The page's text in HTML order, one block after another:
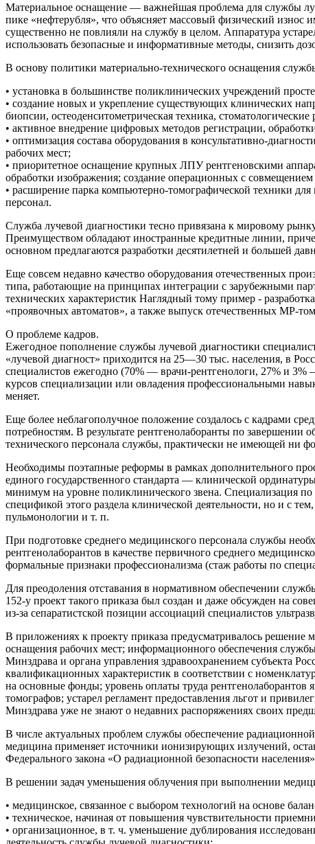
Материальное оснащение — важнейшая проблема для службы
пике «нефтерубля», что объясняет массовый физический
существенно не повлияли на службу в целом. Аппаратура
использовать безопасные и информативные методы, снизить
В основу политики материально-технического оснащения
• установка в большинстве поликлинических учреждений
• создание новых и укрепление существующих клинических
биопсии, остеоденситометрическая техника,
• активное внедрение цифровых методов регистрации,
• оптимизация состава оборудования в консультативно-
рабочих мест;
• приоритетное оснащение крупных ЛПУ рентгеновскими
обработки изображения; создание операционных с
• расширение парка компьютерно-томографической техники
персонал.
Служба лучевой диагностики тесно привязана к мировому
Преимуществом обладают иностранные кредитные линии,
основном предлагаются разработки десятилетней и большей
Еще совсем недавно качество оборудования отечественных
типа, работающие на принципах интеграции с зарубежными
технических характеристик Наглядный тому пример -
«проявочных автоматов», а также выпуск отечественных МР-
О проблеме кадров.
Ежегодное пополнение службы лучевой диагностики
«лучевой диагност» приходится на 25—30 тыс. населения, в
специалистов ежегодно (70% — врачи-рентгенологи, 27% и 3%
курсов специализации или овладения профессиональными
меняет.
Еще более неблагополучное положение создалось с кадрами
потребностям. В результате рентгенолаборанты по завершении
технического персонала службы, практически не имеющей ни
Необходимы поэтапные реформы в рамках дополнительного
единого государственного стандарта — клинической
минимум на уровне поликлинического звена. Специализация
спецификой этого раздела клинической деятельности, но и с
пульмонологии и т. п.
При подготовке среднего медицинского персонала службы
рентгенолаборантов в качестве первичного среднего
формальные признаки профессионализма (стаж работы по
Для преодоления отставания в нормативном обеспечении
152-у проект такого приказа был создан и даже обсужден на
из-за сепаратистской позиции ассоциаций специалистов
В приложениях к проекту приказа предусматривалось
оснащения рабочих мест; информационного обеспечения
Минздрава и органа управления здравоохранением субъекта
квалификационных характеристик в соответствии с
на основные фонды; уровень оплаты труда
томографов; устарел регламент предоставления льгот и
Минздрава уже не знают о недавних распоряжениях своих
В числе актуальных проблем службы обеспечение
медицина применяет источники ионизирующих излучений,
Федерального закона «О радиационной безопасности
В решении задач уменьшения облучения при выполнении
• медицинское, связанное с выбором технологий на основе
• техническое, начиная от повышения чувствительности
• организационное, в т. ч. уменьшение дублирования